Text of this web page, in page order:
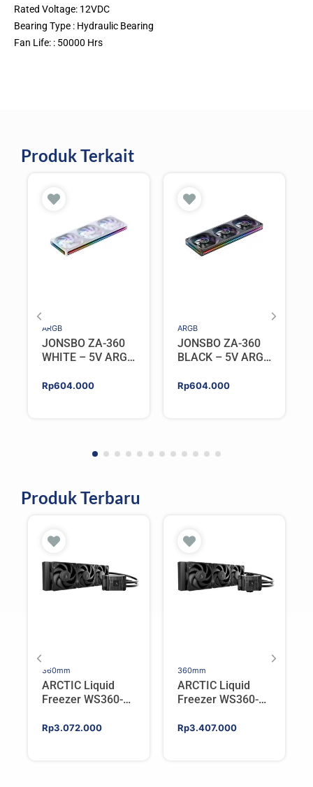
Rated Voltage: 12VDC
Bearing Type : Hydraulic Bearing
Fan Life: : 50000 Hrs
Produk Terkait
ARGB
JONSBO ZA-360
WHITE – 5V ARGB
Rp604.000
ARGB
JONSBO ZA-360
BLACK – 5V ARGB
Rp604.000
Produk Terbaru
360mm
ARCTIC Liquid
Freezer WS360-
AIO CPU Water
Rp3.072.000
360mm
ARCTIC Liquid
Freezer WS360-
AIO CPU Water
Rp3.407.000